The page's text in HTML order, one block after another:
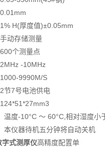
H(厚度值)±0.05mm
动存储测量
个测量点
-10MHz
9990M/S
节7号电池供电
温度-10°C ～ 60°C,相对湿度小
本仪器待机五分钟将自动关机
字式测厚仪高精度配置单